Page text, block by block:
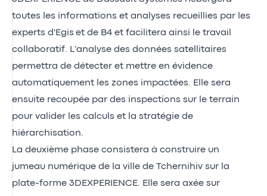
toutes les informations et analyses recueillies par les
experts d'Egis et de B4 et facilitera ainsi le travail
collaboratif. L'analyse des données satellitaires
permettra de détecter et mettre en évidence
automatiquement les zones impactées. Elle sera
ensuite recoupée par des inspections sur le terrain
pour valider les calculs et la stratégie de
hiérarchisation.
La deuxième phase consistera à construire un
jumeau numérique de la ville de Tchernihiv sur la
plate-forme 3DEXPERIENCE. Elle sera axée sur